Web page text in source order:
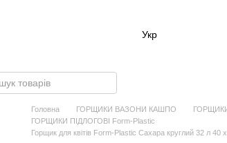
Укр
Головна ГОРЩИКИ ВАЗОНИ КАШПО
ГОРЩИКИ ПІДЛОГОВІ Form-Plastic
Горщик для квітів Form-Plastic Сахара круглий 32 л 40